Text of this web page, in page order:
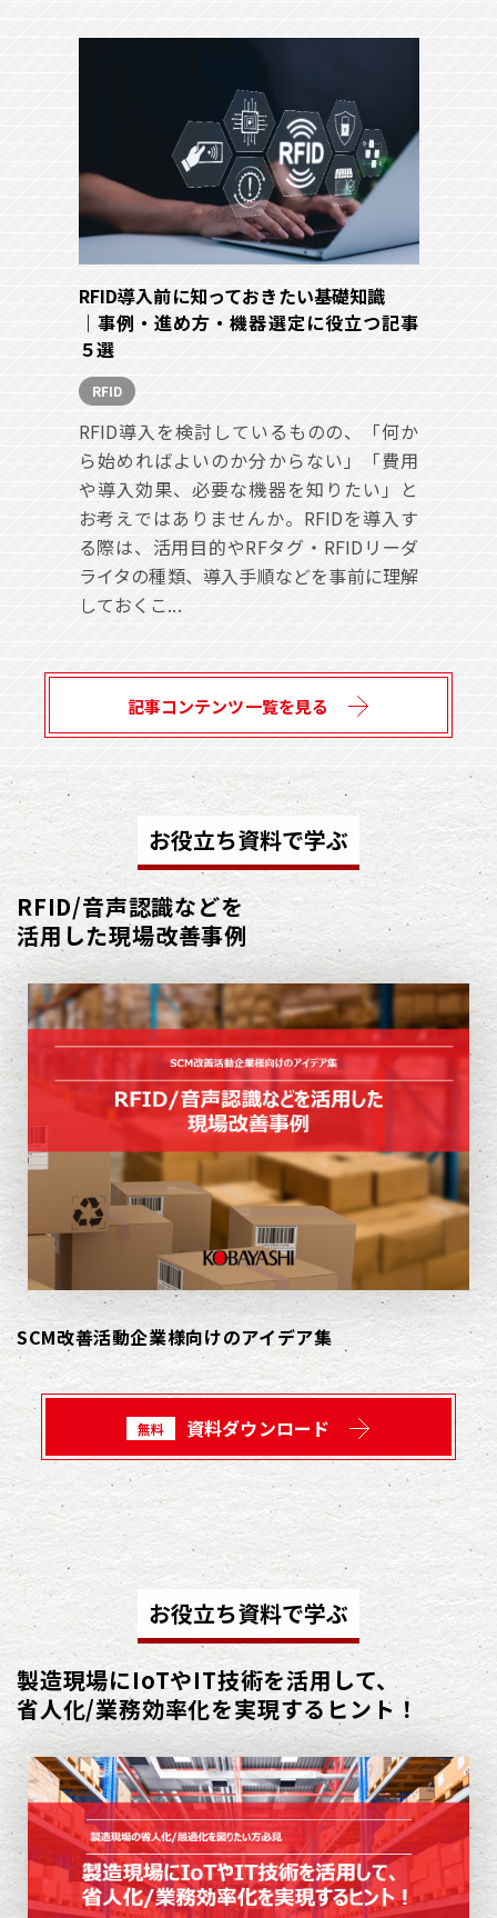
RFID導入前に知っておきたい基礎知識
｜事例・進め方・機器選定に役立つ記事
５選
RFID
RFID導入を検討しているものの、「何か
ら始めればよいのか分からない」「費用
や導入効果、必要な機器を知りたい」と
お考えではありませんか。RFIDを導入す
る際は、活用目的やRFタグ・RFIDリーダ
ライタの種類、導入手順などを事前に理解
しておくこ...
記事コンテンツ一覧を見る
お役立ち資料で学ぶ
RFID/音声認識などを
活用した現場改善事例
SCM改善活動企業様向けのアイデア集
無料 資料ダウンロード
お役立ち資料で学ぶ
製造現場にIoTやIT技術を活用して、
省人化/業務効率化を実現するヒント！